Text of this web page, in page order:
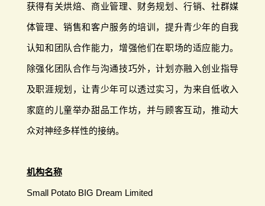
获得有关烘焙、商业管理、财务规划、行销、社群媒
体管理、销售和客户服务的培训，提升青少年的自我
认知和团队合作能力，增强他们在职场的适应能力。
除强化团队合作与沟通技巧外，计划亦融入创业指导
及职涯规划，让青少年可以透过实习，为来自低收入
家庭的儿童举办甜品工作坊，并与顾客互动，推动大
众对神经多样性的接纳。
机构名称
Small Potato BIG Dream Limited